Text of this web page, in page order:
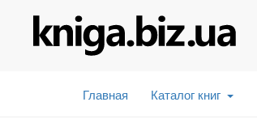
Главная Каталог книг